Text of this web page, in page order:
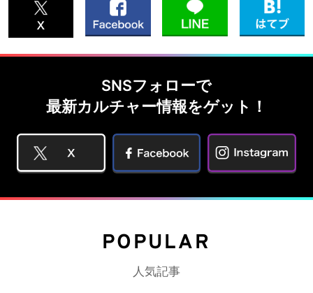
SNSフォローで
最新カルチャー情報をゲット！
POPULAR
人気記事